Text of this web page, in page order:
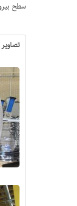
سطح
تصاویر